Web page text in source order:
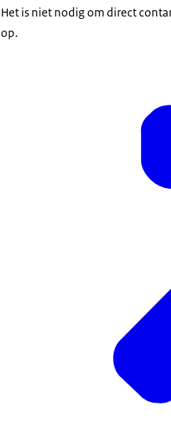
Het is niet nodig om direct
op.